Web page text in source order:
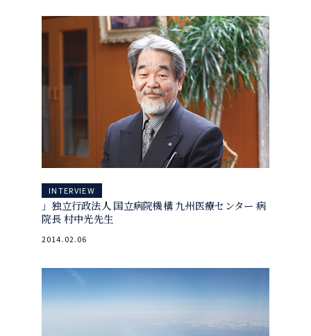
INTERVIEW
」独立行政法人 国立病院機構 九州医療センター 病
院長 村中光先生
2014.02.06